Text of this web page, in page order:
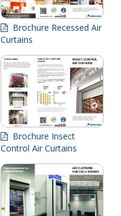
Brochure Recessed Air
Curtains
Brochure Insect
Control Air Curtains